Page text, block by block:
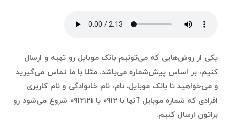
یکی از روش‌هایی که می‌تونیم بانک موبایل رو تهیه و ارسال
کنیم، بر اساس پیش‌شماره می‌باشد. مثلا با ما تماس می‌گیرید
و می‌خواهید تا بانک موبایل، نام، نام خانوادگی و نام کاربری
افرادی که شماره موبایل آنها با ۰۹۱۲ یا ۰۹۱۲۱۲۱ شروع می‌شود رو
براتون ارسال کنیم.